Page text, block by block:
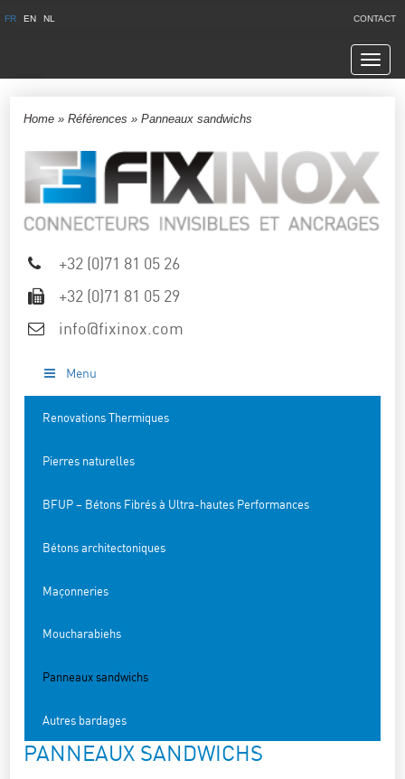
FR EN NL CONTACT
Home »Références »Panneaux sandwichs
+32 (0)71 81 05 26
+32 (0)71 81 05 29
info@fixinox.com
Menu
Renovations Thermiques
Pierres naturelles
BFUP – Bétons Fibrés à Ultra-hautes Performances
Bétons architectoniques
Maçonneries
Moucharabiehs
Panneaux sandwichs
Autres bardages
PANNEAUX SANDWICHS